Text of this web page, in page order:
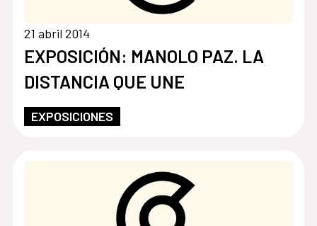
21 abril 2014
EXPOSICIÓN: MANOLO PAZ. LA
DISTANCIA QUE UNE
EXPOSICIONES